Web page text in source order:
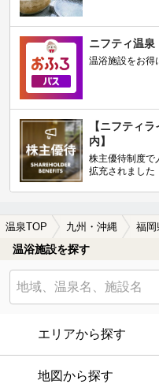
ニフティ温泉
温浴施設をお得
【ニフティ
内】
株主優待制度で
拡充されました
温泉TOP 九州・沖縄 福岡
温浴施設を探す
エリアから探す
地図から探す